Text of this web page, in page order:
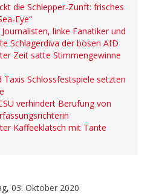
die Schlepper-Zunft: frisches
Eye“
linke Fanatiker und
Schlagerdiva der bösen AfD
Zeit satte Stimmengewinne
Taxis Schlossfestspiele setzten
verhindert Berufung von
Kaffeeklatsch mit Tante
03. Oktober 2020